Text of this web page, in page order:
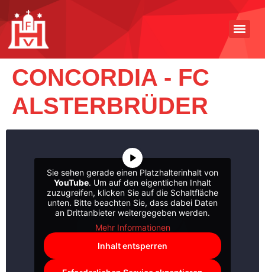
CONCORDIA - FC
ALSTERBRÜDER
Sie sehen gerade einen Platzhalterinhalt von
YouTube. Um auf den eigentlichen Inhalt
zuzugreifen, klicken Sie auf die Schaltfläche
unten. Bitte beachten Sie, dass dabei Daten
an Drittanbieter weitergegeben werden.
Mehr Informationen
Inhalt entsperren